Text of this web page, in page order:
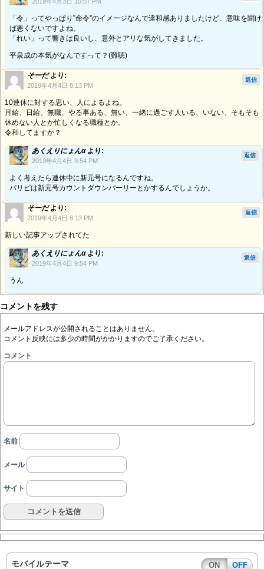
「令」ってやっぱり”命令”のイメージなんで違和感ありましたけど、意味を聞け
ば悪くないですよね。
「れい」って響きは良いし、意外とアリな気がしてきました。
平泉成の本気がなんですって？(難聴)
そーだ より:
2019年4月4日 8:13 PM
10連休に対する思い、人によるよね。
月給、日給、無職、やる事ある、無い、一緒に過ごす人いる、いない、そもそも
休めない人とか忙しくなる職種とか。
令和してますか？
返信
あくえりにょんα より:
2019年4月4日 9:54 PM
よく考えたら連休中に新元号になるんですね。
パリピは新元号カウントダウンパーリーとかするんでしょうか。
返信
そーだ より:
2019年4月4日 8:13 PM
新しい記事アップされてた
返信
あくえりにょんα より:
2019年4月4日 9:54 PM
うん
返信
コメントを残す
メールアドレスが公開されることはありません。
コメント反映には多少の時間がかかりますのでご了承ください。
コメント
名前
メール
サイト
モバイルテーマ ON OFF